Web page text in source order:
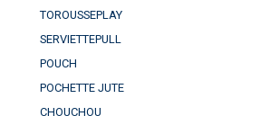
TOROUSSEPLAY
SERVIETTEPULL
POUCH
POCHETTE JUTE
CHOUCHOU